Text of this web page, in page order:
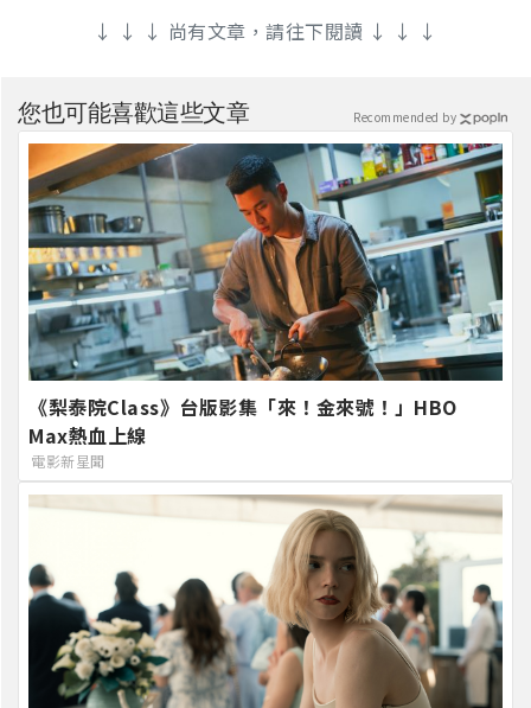
↓ ↓ ↓ 尚有文章，請往下閱讀 ↓ ↓ ↓
您也可能喜歡這些文章
《梨泰院Class》台版影集「來！金來號！」HBO
Max熱血上線
電影新星聞
Recommended by